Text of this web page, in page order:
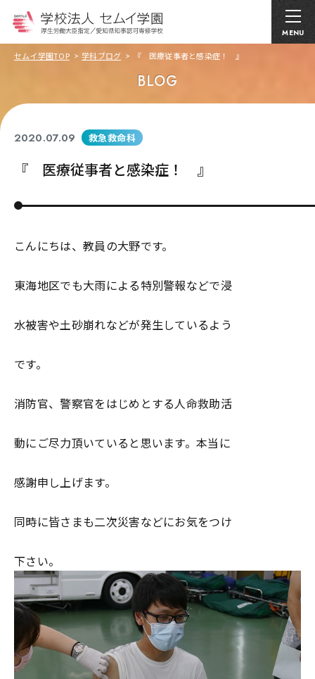
MENU
セムイ学園TOP 学科ブログ 『 医療従事者と感染症！ 』
BLOG
2020.07.09 救急救命科
『 医療従事者と感染症！ 』
こんにちは、教員の大野です。
東海地区でも大雨による特別警報などで浸
水被害や土砂崩れなどが発生しているよう
です。
消防官、警察官をはじめとする人命救助活
動にご尽力頂いていると思います。本当に
感謝申し上げます。
同時に皆さまも二次災害などにお気をつけ
下さい。